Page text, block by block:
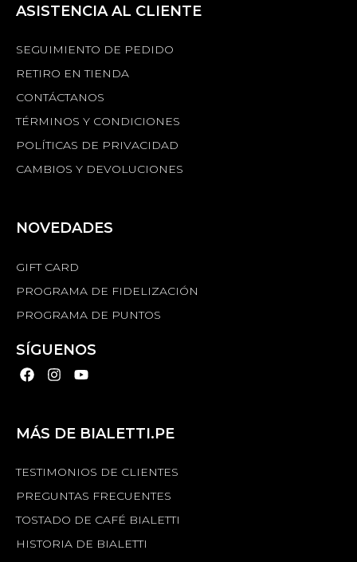
ASISTENCIA AL CLIENTE
SEGUIMIENTO DE PEDIDO
RETIRO EN TIENDA
CONTÁCTANOS
TÉRMINOS Y CONDICIONES
POLÍTICAS DE PRIVACIDAD
CAMBIOS Y DEVOLUCIONES
NOVEDADES
GIFT CARD
PROGRAMA DE FIDELIZACIÓN
PROGRAMA DE PUNTOS
SÍGUENOS
MÁS DE BIALETTI.PE
TESTIMONIOS DE CLIENTES
PREGUNTAS FRECUENTES
TOSTADO DE CAFÉ BIALETTI
HISTORIA DE BIALETTI